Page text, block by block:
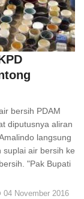
bersih PDAM
diputusnya aliran
langsung
suplai air bersih ke
"Pak Bupati
04 November 2016